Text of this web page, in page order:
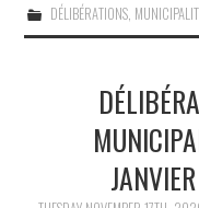
DÉLIBÉRATIONS,